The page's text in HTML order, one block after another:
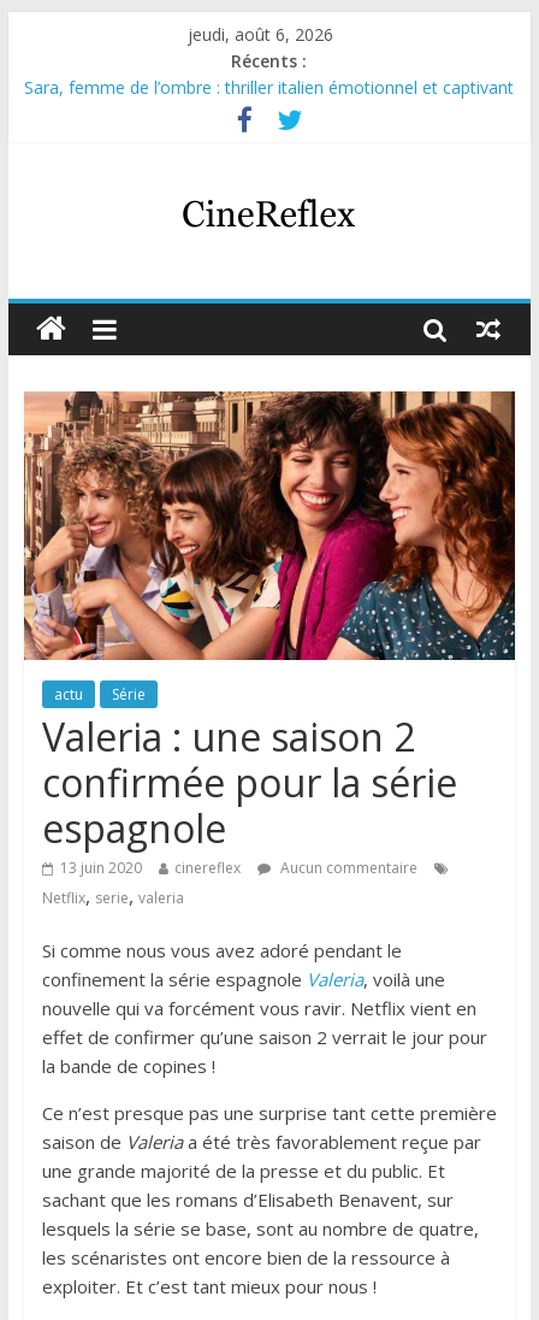
jeudi, août 6, 2026
Récents :
Sara, femme de l’ombre : thriller italien émotionnel et captivant
Journal d’une fille larguée : nouvelle série suédoise sur Netflix
Aema : mini-série sur le tournage d’un film érotique devenu
Glass Heart : excellente série musicale avec Takeru Satō
Olympo, saison 1 : nouvelle série qui séduira les fans de
actu Série
Valeria : une saison 2
confirmée pour la série
espagnole
13 juin 2020 cinereflex
Aucun commentaire
Netflix, serie, valeria
Si comme nous vous avez adoré pendant le
confinement la série espagnole Valeria, voilà une
nouvelle qui va forcément vous ravir. Netflix vient en
effet de confirmer qu’une saison 2 verrait le jour pour
la bande de copines !
Ce n’est presque pas une surprise tant cette première
saison de Valeriaa été très favorablement reçue par
une grande majorité de la presse et du public. Et
sachant que les romans d’Elisabeth Benavent, sur
lesquels la série se base, sont au nombre de quatre,
les scénaristes ont encore bien de la ressource à
exploiter. Et c’est tant mieux pour nous !